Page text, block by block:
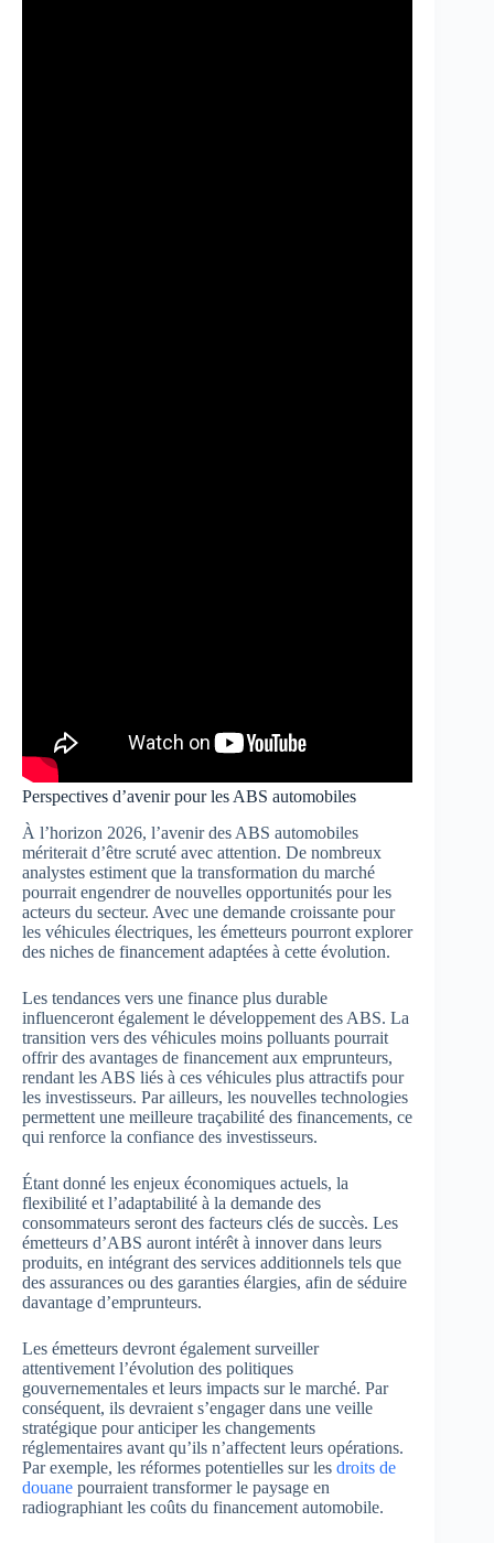
Perspectives d’avenir pour les ABS automobiles
À l’horizon 2026, l’avenir des ABS automobiles
mériterait d’être scruté avec attention. De nombreux
analystes estiment que la transformation du marché
pourrait engendrer de nouvelles opportunités pour les
acteurs du secteur. Avec une demande croissante pour
les véhicules électriques, les émetteurs pourront explorer
des niches de financement adaptées à cette évolution.
Les tendances vers une finance plus durable
influenceront également le développement des ABS. La
transition vers des véhicules moins polluants pourrait
offrir des avantages de financement aux emprunteurs,
rendant les ABS liés à ces véhicules plus attractifs pour
les investisseurs. Par ailleurs, les nouvelles technologies
permettent une meilleure traçabilité des financements, ce
qui renforce la confiance des investisseurs.
Étant donné les enjeux économiques actuels, la
flexibilité et l’adaptabilité à la demande des
consommateurs seront des facteurs clés de succès. Les
émetteurs d’ABS auront intérêt à innover dans leurs
produits, en intégrant des services additionnels tels que
des assurances ou des garanties élargies, afin de séduire
davantage d’emprunteurs.
Les émetteurs devront également surveiller
attentivement l’évolution des politiques
gouvernementales et leurs impacts sur le marché. Par
conséquent, ils devraient s’engager dans une veille
stratégique pour anticiper les changements
réglementaires avant qu’ils n’affectent leurs opérations.
Par exemple, les réformes potentielles sur les droits de
douane pourraient transformer le paysage en
radiographiant les coûts du financement automobile.